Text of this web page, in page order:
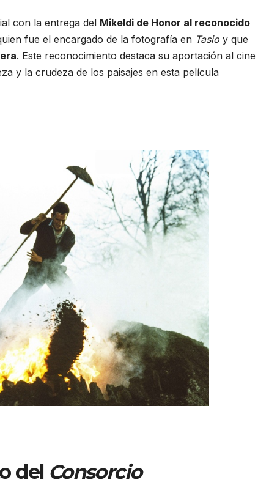
con la entrega del Mikeldi de Honor al reconocido
fue el encargado de la fotografía en Tasio y que
. Este reconocimiento destaca su aportación al cine
y la crudeza de los paisajes en esta película
del Consorcio